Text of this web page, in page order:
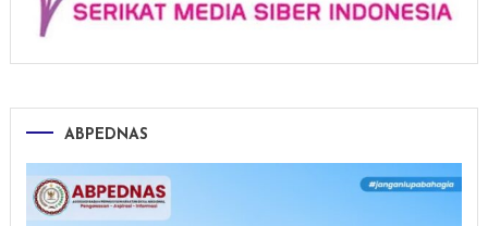
ABPEDNAS